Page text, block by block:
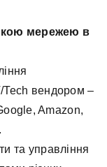
мережею в
Tech вендором –
Amazon,
та управління